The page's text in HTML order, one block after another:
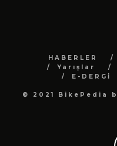
HABERLER
Yarışlar
E-DERGİ
© 2021 BikePedia